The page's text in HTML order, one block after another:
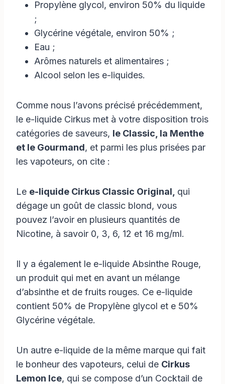
Propylène glycol, environ 50% du liquide
;
Glycérine végétale, environ 50% ;
Eau ;
Arômes naturels et alimentaires ;
Alcool selon les e-liquides.
Comme nous l’avons précisé précédemment,
le e-liquide Cirkus met à votre disposition trois
catégories de saveurs, le Classic, la Menthe
et le Gourmand, et parmi les plus prisées par
les vapoteurs, on cite :
Le e-liquide Cirkus Classic Original, qui
dégage un goût de classic blond, vous
pouvez l’avoir en plusieurs quantités de
Nicotine, à savoir 0, 3, 6, 12 et 16 mg/ml.
Il y a également le e-liquide Absinthe Rouge,
un produit qui met en avant un mélange
d’absinthe et de fruits rouges. Ce e-liquide
contient 50% de Propylène glycol et e 50%
Glycérine végétale.
Un autre e-liquide de la même marque qui fait
le bonheur des vapoteurs, celui de Cirkus
Lemon Ice, qui se compose d’un Cocktail de